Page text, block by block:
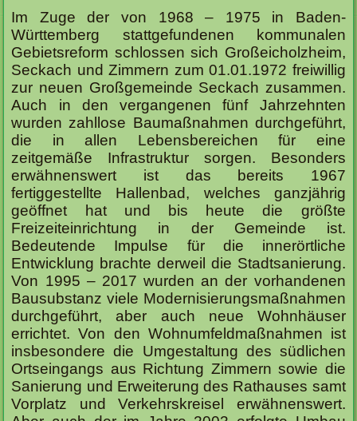
Im Zuge der von 1968 – 1975 in Baden-
Württemberg stattgefundenen kommunalen
Gebietsreform schlossen sich Großeicholzheim,
Seckach und Zimmern zum 01.01.1972 freiwillig
zur neuen Großgemeinde Seckach zusammen.
Auch in den vergangenen fünf Jahrzehnten
wurden zahllose Baumaßnahmen durchgeführt,
die in allen Lebensbereichen für eine
zeitgemäße Infrastruktur sorgen. Besonders
erwähnenswert ist das bereits 1967
fertiggestellte Hallenbad, welches ganzjährig
geöffnet hat und bis heute die größte
Freizeiteinrichtung in der Gemeinde ist.
Bedeutende Impulse für die innerörtliche
Entwicklung brachte derweil die Stadtsanierung.
Von 1995 – 2017 wurden an der vorhandenen
Bausubstanz viele Modernisierungsmaßnahmen
durchgeführt, aber auch neue Wohnhäuser
errichtet. Von den Wohnumfeldmaßnahmen ist
insbesondere die Umgestaltung des südlichen
Ortseingangs aus Richtung Zimmern sowie die
Sanierung und Erweiterung des Rathauses samt
Vorplatz und Verkehrskreisel erwähnenswert.